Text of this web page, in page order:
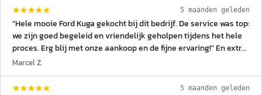
5 maanden geleden
“Hele mooie Ford Kuga gekocht bij dit bedrijf. De service was top:
we zijn goed begeleid en vriendelijk geholpen tijdens het hele
proces. Erg blij met onze aankoop en de fijne ervaring!" En extra
dank aan patric van pinxteren
Marcel Z.
5 maanden geleden